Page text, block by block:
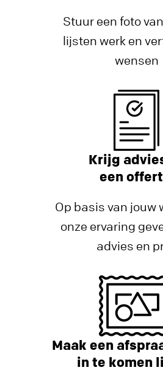
Stuur een foto
lijsten werk en
wensen
Krijg
een
Op basis van jouw
onze ervaring
advies en
Maak een
in te komen